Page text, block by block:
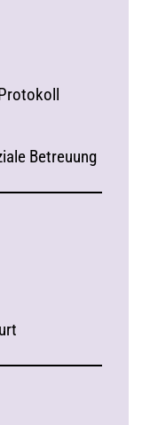
Betreuung